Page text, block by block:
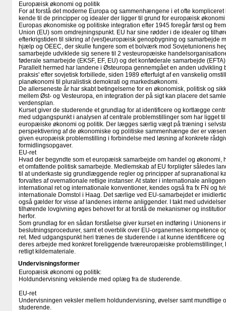
Europæisk økonomi og politik
For at forstå det moderne Europa og sammenhængene i et ofte
kende til de principper og idealer der ligger til grund for europæisk
Europas økonomiske og politiske integration efter 1945 foregår først og
Union (EU) som omdrejningspunkt. EU har sine rødder i de idealer og
efterkrigstiden til sikring af (vest)europæisk genopbygning og samarbejde
hjælp og OEEC, der skulle fungere som et bolværk mod Sovjetunionens
samarbejde udviklede sig senere til 2 vesteuropæiske
føderale samarbejde (EKSF, EF, EU) og det konføderale samarbejde
Parallelt hermed har landene i Østeuropa gennemgået en anden udvikling
praksis' efter sovjetisk forbillede, siden 1989 efterfulgt af en vanskelig
planøkonomi til pluralistisk demokrati og markedsøkonomi.
De allerseneste år har skabt betingelserne for en økonomisk, politisk og
mellem Øst- og Vesteuropa, en integration der på sigt kan placere det
verdensplan.
Kurset giver de studerende et grundlag for at identificere og kortlægge
med udgangspunkt i analysen af centrale problemstillinger som har ligget
europæiske økonomi og politik. Der lægges særlig vægt på træning i
perspektivering af de økonomiske og politiske sammenhænge der er
given europæisk problemstilling i forbindelse med løsning af konkrete
formidlingsopgaver.
EU-ret
Hvad der begyndte som et europæisk samarbejde om handel og økonomi,
et omfattende politisk samarbejde. Medlemskab af EU forpligter således
til at underkaste sig grundlæggende regler og principper af supranational
forvaltes af overnationale retlige instanser. At stater i internationale
international ret og internationale konventioner, kendes også fra fx FN og
internationale Domstol i Haag. Det særlige ved EU-samarbejdet er
også gælder for visse af landenes interne anliggender. I takt med
tilhørende lovgivning øges behovet for at forstå de mekanismer og
herfor.
Som grundlag for en sådan forståelse giver kurset en indføring i Unionens
beslutningsprocedurer, samt et overblik over EU-organernes kompetence
ret. Med udgangspunkt heri trænes de studerende i at kunne identificere
deres arbejde med konkret foreliggende tværeuropæiske problemstillinger,
retligt kildemateriale.
Undervisningsformer
Europæisk økonomi og politik:
Holdundervisning vekslende med oplæg fra de studerende.
EU-ret
Undervisningen veksler mellem holdundervisning, øvelser samt mundtlige
studerende.